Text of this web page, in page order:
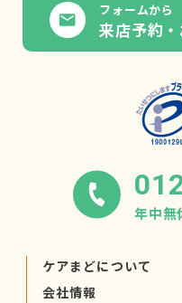
フォームから
来店予約
年中無
ケアまどについて
会社情報